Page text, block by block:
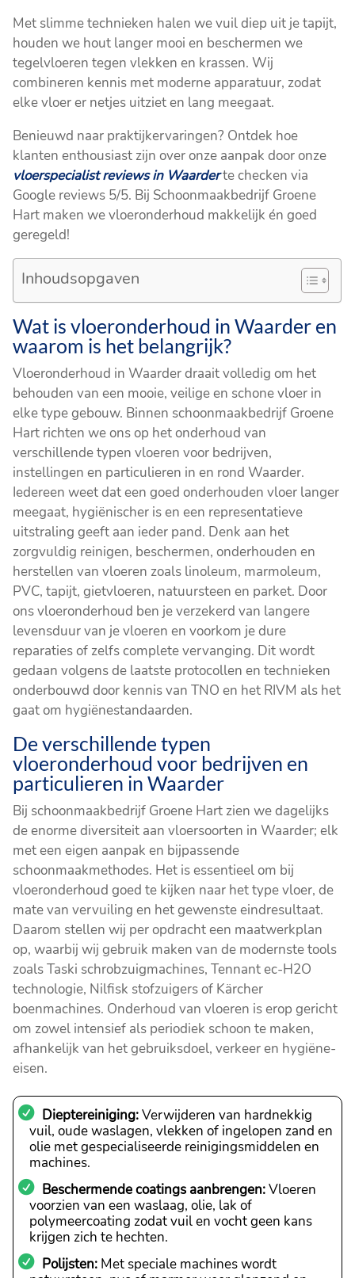
Met slimme technieken halen we vuil diep uit je tapijt,
houden we hout langer mooi en beschermen we
tegelvloeren tegen vlekken en krassen. Wij
combineren kennis met moderne apparatuur, zodat
elke vloer er netjes uitziet en lang meegaat.
Benieuwd naar praktijkervaringen? Ontdek hoe
klanten enthousiast zijn over onze aanpak door onze
vloerspecialist reviews in Waarderte checken via
Google reviews 5/5. Bij Schoonmaakbedrijf Groene
Hart maken we vloeronderhoud makkelijk én goed
geregeld!
Inhoudsopgaven
Wat is vloeronderhoud in Waarder en
waarom is het belangrijk?
Vloeronderhoud in Waarder draait volledig om het
behouden van een mooie, veilige en schone vloer in
elke type gebouw. Binnen schoonmaakbedrijf Groene
Hart richten we ons op het onderhoud van
verschillende typen vloeren voor bedrijven,
instellingen en particulieren in en rond Waarder.
Iedereen weet dat een goed onderhouden vloer langer
meegaat, hygiënischer is en een representatieve
uitstraling geeft aan ieder pand. Denk aan het
zorgvuldig reinigen, beschermen, onderhouden en
herstellen van vloeren zoals linoleum, marmoleum,
PVC, tapijt, gietvloeren, natuursteen en parket. Door
ons vloeronderhoud ben je verzekerd van langere
levensduur van je vloeren en voorkom je dure
reparaties of zelfs complete vervanging. Dit wordt
gedaan volgens de laatste protocollen en technieken
onderbouwd door kennis van TNO en het RIVM als het
gaat om hygiënestandaarden.
De verschillende typen
vloeronderhoud voor bedrijven en
particulieren in Waarder
Bij schoonmaakbedrijf Groene Hart zien we dagelijks
de enorme diversiteit aan vloersoorten in Waarder; elk
met een eigen aanpak en bijpassende
schoonmaakmethodes. Het is essentieel om bij
vloeronderhoud goed te kijken naar het type vloer, de
mate van vervuiling en het gewenste eindresultaat.
Daarom stellen wij per opdracht een maatwerkplan
op, waarbij wij gebruik maken van de modernste tools
zoals Taski schrobzuigmachines, Tennant ec-H2O
technologie, Nilfisk stofzuigers of Kärcher
boenmachines. Onderhoud van vloeren is erop gericht
om zowel intensief als periodiek schoon te maken,
afhankelijk van het gebruiksdoel, verkeer en hygiëne-
eisen.
Dieptereiniging:Verwijderen van hardnekkig
vuil, oude waslagen, vlekken of ingelopen zand en
olie met gespecialiseerde reinigingsmiddelen en
machines.
Beschermende coatings aanbrengen:Vloeren
voorzien van een waslaag, olie, lak of
polymeercoating zodat vuil en vocht geen kans
krijgen zich te hechten.
Polijsten: Met speciale machines wordt